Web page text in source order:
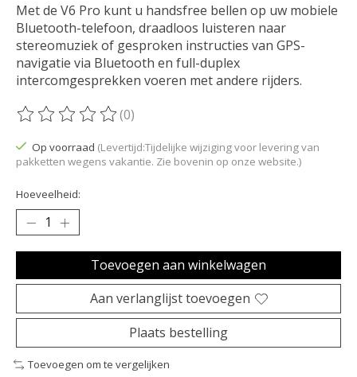
Met de V6 Pro kunt u handsfree bellen op uw mobiele
Bluetooth-telefoon, draadloos luisteren naar
stereomuziek of gesproken instructies van GPS-
navigatie via Bluetooth en full-duplex
intercomgesprekken voeren met andere rijders.
De beoordeling van dit product is
(0)
Op voorraad (Levertijd:Tijdelijke wijziging voor levering van
pakketten wegens vakantie. Zie bovenin op onze website.)
Hoeveelheid:
Toevoegen aan winkelwagen
Aan verlanglijst toevoegen
Plaats bestelling
Toevoegen om te vergelijken